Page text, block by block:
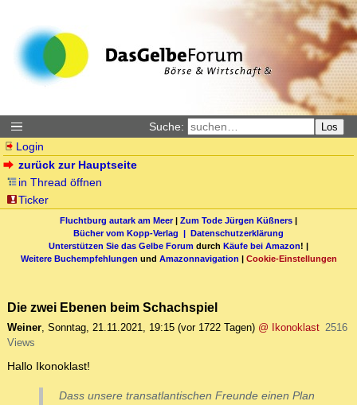
Suche: Los
Login
zurück zur Hauptseite
in Thread öffnen
Ticker
Fluchtburg autark am Meer| Zum Tode Jürgen Küßners |
Bücher vom Kopp-Verlag | Datenschutzerklärung
Unterstützen Sie das Gelbe Forum durch Käufe bei Amazon! |
Weitere Buchempfehlungen und Amazonnavigation | Cookie-Einstellungen
Die zwei Ebenen beim Schachspiel
Weiner, Sonntag, 21.11.2021, 19:15 (vor 1722 Tagen) @ Ikonoklast 2516
Views
Hallo Ikonoklast!
Dass unsere transatlantischen Freunde einen Plan